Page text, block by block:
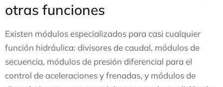
otras funciones
Existen módulos especializados para casi cualquier
función hidráulica: divisores de caudal, módulos de
secuencia, módulos de presión diferencial para el
control de aceleraciones y frenadas, y módulos de